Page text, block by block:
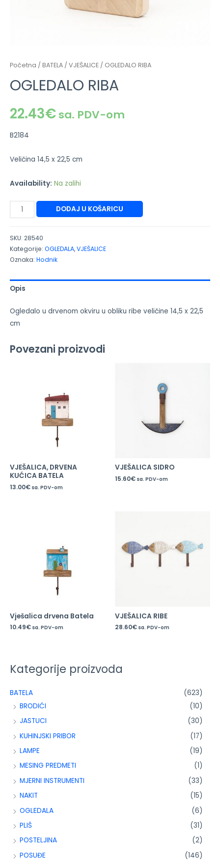
Kategorije proizvoda
BATELA
(623)
BRODIĆI
(10)
JASTUCI
(30)
KUHINJSKI PRIBOR
(17)
LAMPE
(19)
MESING PREDMETI
(1)
MJERNI INSTRUMENTI
(33)
NAKIT
(15)
OGLEDALA
(6)
PLIŠ
(31)
POSTELJINA
(2)
POSUĐE
(146)
Početna / BATELA / VJEŠALICE / OGLEDALO RIBA
OGLEDALO RIBA
22.43€sa. PDV-om
B2184
Veličina 14,5 x 22,5 cm
Availability: Na zalihi
DODAJ U KOŠARICU
SKU: 28540
Kategorije: OGLEDALA,VJEŠALICE
Oznaka: Hodnik
Opis
Ogledalo u drvenom okviru u obliku ribe veličine 14,5 x 22,5
cm
Povezani proizvodi
VJEŠALICA, DRVENA
KUĆICA BATELA
13.00€ sa. PDV-om
VJEŠALICA SIDRO
15.60€ sa. PDV-om
Vješalica drvena Batela
10.49€ sa. PDV-om
VJEŠALICA RIBE
28.60€ sa. PDV-om